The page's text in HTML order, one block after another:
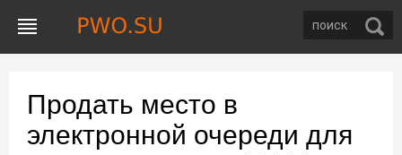
Продать место в
электронной очереди для